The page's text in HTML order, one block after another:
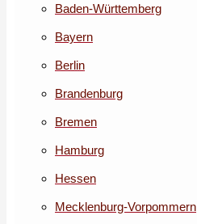
Baden-Württemberg
Bayern
Berlin
Brandenburg
Bremen
Hamburg
Hessen
Mecklenburg-Vorpommern